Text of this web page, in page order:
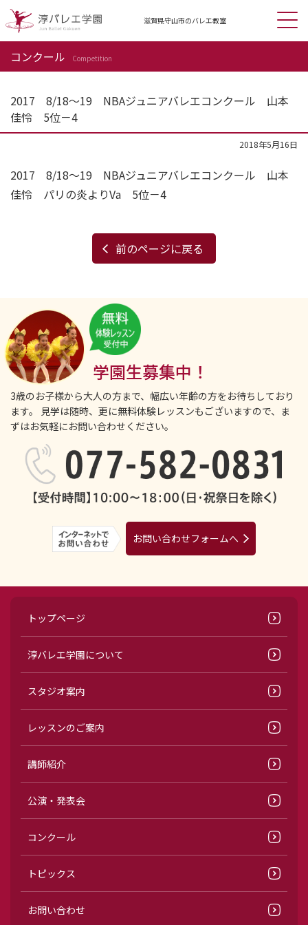
滋賀県守山市のバレエ教室
コンクール Competition
2017 8/18～19 NBAジュニアバレエコンクール 山本
佳怜 5位－4
2018年5月16日
2017 8/18～19 NBAジュニアバレエコンクール 山本
佳怜 パリの炎よりVa 5位－4
前のページに戻る
学園生募集中！
3歳のお子様から大人の方まで、幅広い年齢の方をお待ちしており
ます。
見学は随時、更に無料体験レッスンもございますので、ま
ずはお気軽にお問い合わせください。
お問い合わせフォームへ
トップページ
淳バレエ学園について
スタジオ案内
レッスンのご案内
講師紹介
公演・発表会
コンクール
トピックス
お問い合わせ